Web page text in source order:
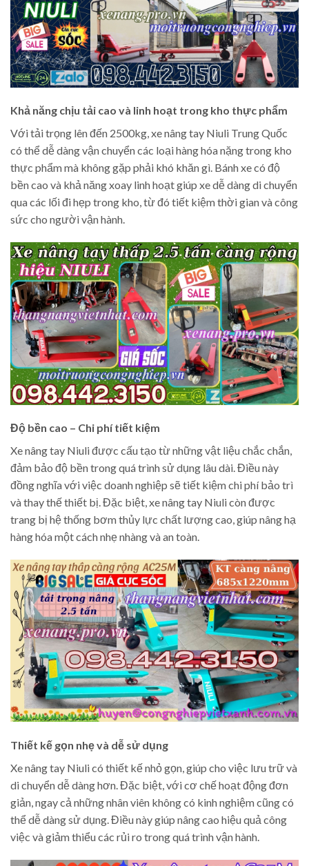
Khả năng chịu tải cao và linh hoạt trong kho thực phẩm
Với tải trọng lên đến 2500kg, xe nâng tay Niuli Trung Quốc
có thể dễ dàng vận chuyển các loại hàng hóa nặng trong kho
thực phẩm mà không gặp phải khó khăn gì. Bánh xe có độ
bền cao và khả năng xoay linh hoạt giúp xe dễ dàng di chuyển
qua các lối đi hẹp trong kho, từ đó tiết kiệm thời gian và công
sức cho người vận hành.
Độ bền cao – Chi phí tiết kiệm
Xe nâng tay Niuli được cấu tạo từ những vật liệu chắc chắn,
đảm bảo độ bền trong quá trình sử dụng lâu dài. Điều này
đồng nghĩa với việc doanh nghiệp sẽ tiết kiệm chi phí bảo trì
và thay thế thiết bị. Đặc biệt, xe nâng tay Niuli còn được
trang bị hệ thống bơm thủy lực chất lượng cao, giúp nâng hạ
hàng hóa một cách nhẹ nhàng và an toàn.
Thiết kế gọn nhẹ và dễ sử dụng
Xe nâng tay Niuli có thiết kế nhỏ gọn, giúp cho việc lưu trữ và
di chuyển dễ dàng hơn. Đặc biệt, với cơ chế hoạt động đơn
giản, ngay cả những nhân viên không có kinh nghiệm cũng có
thể dễ dàng sử dụng. Điều này giúp nâng cao hiệu quả công
việc và giảm thiểu các rủi ro trong quá trình vận hành.